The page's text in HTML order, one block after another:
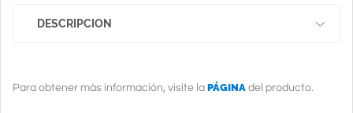
DESCRIPCION
Para obtener más información, visite la PÁGINA del producto.